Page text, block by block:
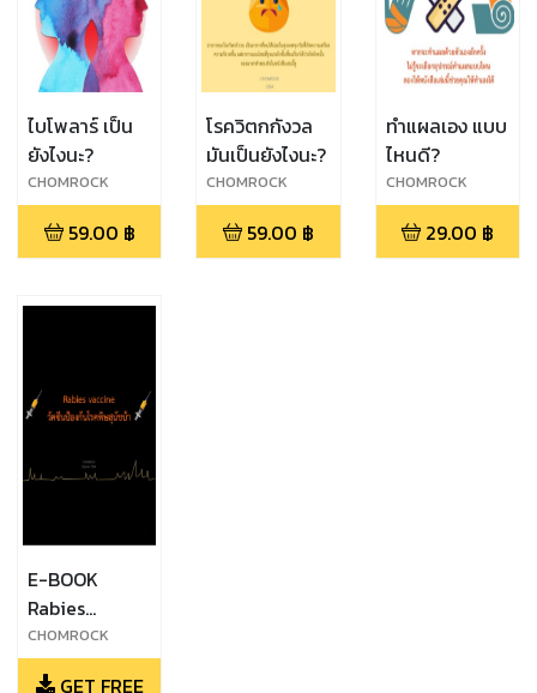
ไบโพลาร์ เป็น
ยังไงนะ?
CHOMROCK
59.00 ฿
โรควิตกกังวล
มันเป็นยังไงนะ?
CHOMROCK
59.00 ฿
ทำแผลเอง แบบ
ไหนดี?
CHOMROCK
29.00 ฿
E-BOOK
Rabies
vaccine
(วัคซีนป้องกัน
CHOMROCK
GET FREE